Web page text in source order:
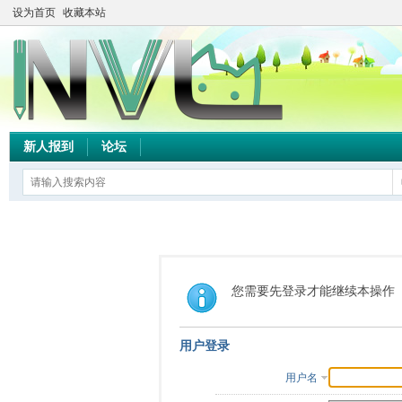
设为首页 收藏本站
新人报到 论坛
您需要先登录才能继续本操作
用户登录
用户名